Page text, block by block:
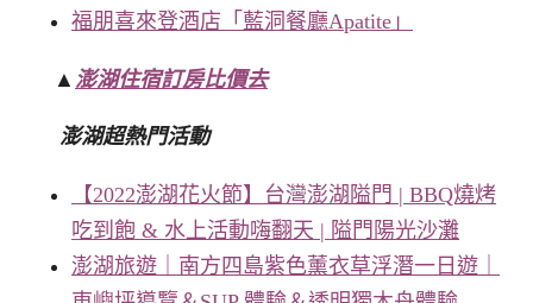
福朋喜來登酒店「藍洞餐廳Apatite」
▲ 澎湖住宿訂房比價去
澎湖超熱門活動
【2022澎湖花火節】台灣澎湖隘門 | BBQ燒烤
吃到飽 & 水上活動嗨翻天 | 隘門陽光沙灘
澎湖旅遊｜南方四島紫色薰衣草浮潛一日遊｜